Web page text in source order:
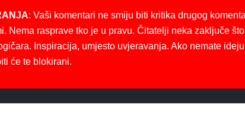
: Vaši komentari ne smiju biti kritika drugog
Nema rasprave tko je u pravu. Čitatelji neka zaključe
Inspiracija, umjesto uvjeravanja. Ako nemate
će te blokirani.